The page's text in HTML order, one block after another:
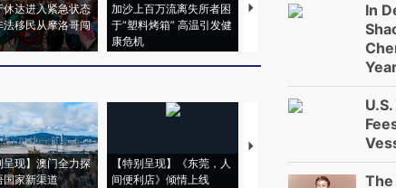
休达进入紧急状态
法移民从摩洛哥闯
加沙上百万流离失所者困
于“塑料烤箱” 高温引发健
康危机
视线｜HYROX的吸金
呈现】澳门全力探
国家新渠道
【特别呈现】《东莞，人
间便利店》倾情上线
【推广】走进第四届链博
会，让数智科技“链”接产
In
The